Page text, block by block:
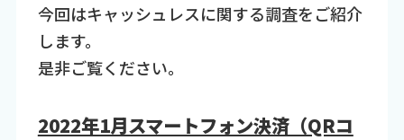
今回はキャッシュレスに関する調査をご紹介
します。
是非ご覧ください。
2022年1月スマートフォン決済（QRコ